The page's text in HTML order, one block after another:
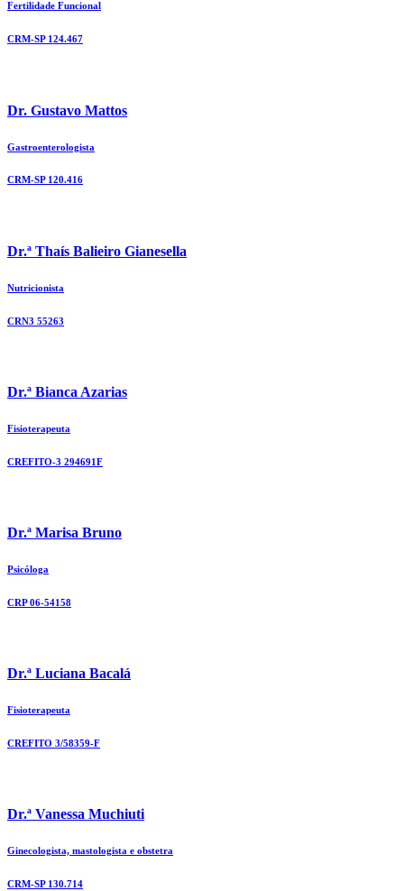
Fertilidade Funcional
CRM-SP 124.467
Dr. Gustavo Mattos
Gastroenterologista
CRM-SP 120.416
Dr.ª Thaís Balieiro Gianesella
Nutricionista
CRN3 55263
Dr.ª Bianca Azarias
Fisioterapeuta
CREFITO-3 294691F
Dr.ª Marisa Bruno
Psicóloga
CRP 06-54158
Dr.ª Luciana Bacalá
Fisioterapeuta
CREFITO 3/58359-F
Dr.ª Vanessa Muchiuti
Ginecologista, mastologista e obstetra
CRM-SP 130.714